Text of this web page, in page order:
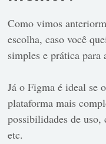
Como vimos
escolha, caso você
simples e prática para
Já o Figma é ideal se
plataforma mais
possibilidades de
etc.